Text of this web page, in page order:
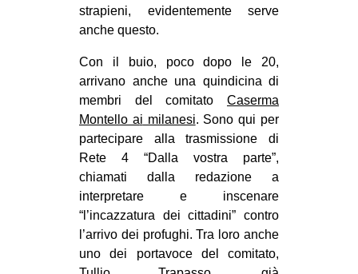
strapieni, evidentemente serve
anche questo.
Con il buio, poco dopo le 20,
arrivano anche una quindicina di
membri del comitato Caserma
Montello ai milanesi. Sono qui per
partecipare alla trasmissione di
Rete 4 “Dalla vostra parte”,
chiamati dalla redazione a
interpretare e inscenare
“l’incazzatura dei cittadini” contro
l’arrivo dei profughi. Tra loro anche
uno dei portavoce del comitato,